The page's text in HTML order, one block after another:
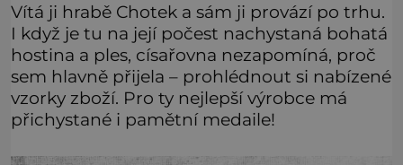
Vítá ji hrabě Chotek a sám ji provází po trhu.
I když je tu na její počest nachystaná bohatá
hostina a ples, císařovna nezapomíná, proč
sem hlavně přijela – prohlédnout si nabízené
vzorky zboží. Pro ty nejlepší výrobce má
přichystané i pamětní medaile!